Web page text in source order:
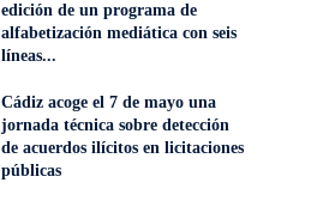
edición de un programa de
alfabetización mediática con seis
líneas...
Cádiz acoge el 7 de mayo una
jornada técnica sobre detección
de acuerdos ilícitos en licitaciones
públicas